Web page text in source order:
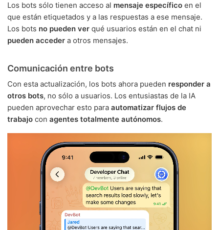
Los bots sólo tienen acceso al mensaje específico en el
que están etiquetados y a las respuestas a ese mensaje.
Los bots no pueden ver qué usuarios están en el chat ni
pueden acceder a otros mensajes.
Comunicación entre bots
Con esta actualización, los bots ahora pueden responder a
otros bots, no sólo a usuarios. Los entusiastas de la IA
pueden aprovechar esto para automatizar flujos de
trabajo con agentes totalmente autónomos.